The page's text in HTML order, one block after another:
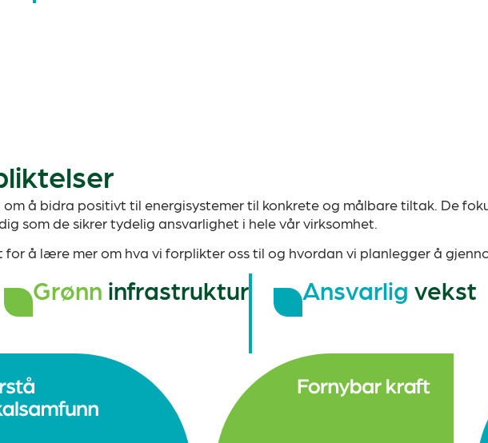
å bidra positivt til energisystemer til konkrete og målbare tiltak. De
som de sikrer tydelig ansvarlighet i hele vår virksomhet.
å lære mer om hva vi forplikter oss til og hvordan vi planlegger å
Grønn infrastruktur Ansvarlig vekst